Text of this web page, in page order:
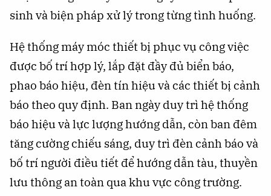
sinh và biện pháp xử lý trong từng tình huống.
Hệ thống máy móc thiết bị phục vụ công việc
được bố trí hợp lý, lắp đặt đầy đủ biển báo,
phao báo hiệu, đèn tín hiệu và các thiết bị cảnh
báo theo quy định. Ban ngày duy trì hệ thống
báo hiệu và lực lượng hướng dẫn, còn ban đêm
tăng cường chiếu sáng, duy trì đèn cảnh báo và
bố trí người điều tiết để hướng dẫn tàu, thuyền
lưu thông an toàn qua khu vực công trường.